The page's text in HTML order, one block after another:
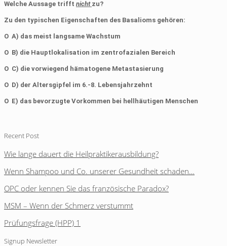
Welche Aussage trifft nicht zu?
Zu den typischen Eigenschaften des Basalioms gehören:
Ο A) das meist langsame Wachstum
Ο B) die Hauptlokalisation im zentrofazialen Bereich
Ο C) die vorwiegend hämatogene Metastasierung
Ο D) der Altersgipfel im 6.-8. Lebensjahrzehnt
Ο E) das bevorzugte Vorkommen bei hellhäutigen Menschen
Recent Post
Wie lange dauert die Heilpraktikerausbildung?
Wenn Shampoo und Co. unserer Gesundheit schaden…
OPC oder kennen Sie das französische Paradox?
MSM – Wenn der Schmerz verstummt
Prüfungsfrage (HPP) 1
Signup Newsletter